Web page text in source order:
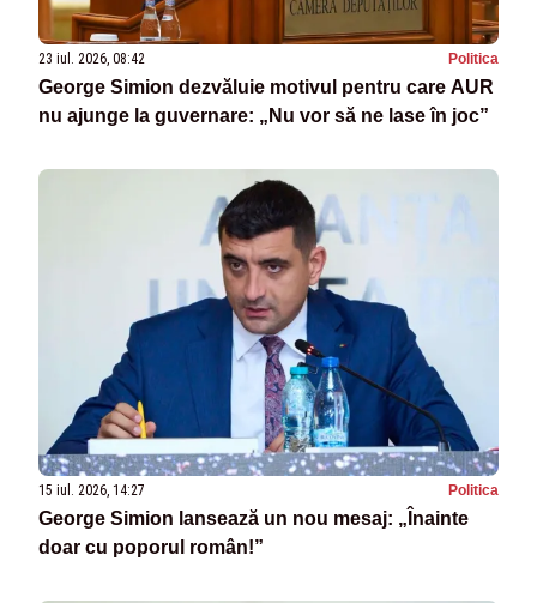
23 iul. 2026, 08:42 Politica
George Simion dezvăluie motivul pentru care AUR
nu ajunge la guvernare: „Nu vor să ne lase în joc”
15 iul. 2026, 14:27 Politica
George Simion lansează un nou mesaj: „Înainte
doar cu poporul român!”